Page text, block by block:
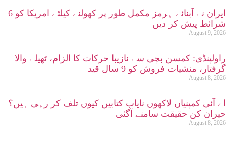
ایران نے آبنائے ہرمز مکمل طور پر کھولنے کیلئے امریکا کو 6
شرائط پیش کر دیں
August 9, 2026
راولپنڈی: کمسن بچی سے نازیبا حرکات کا الزام، ٹھیلے والا
گرفتار، منشیات فروش کو 9 سال قید
August 8, 2026
اے آئی کمپنیاں لاکھوں نایاب کتابیں کیوں تلف کر رہی ہیں؟
حیران کن حقیقت سامنے آگئی
August 8, 2026